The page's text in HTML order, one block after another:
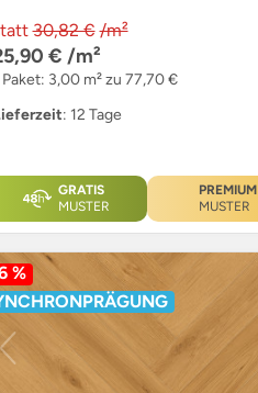
30,82 € /m²
€ /m²
Paket: 3,00 m² zu 77,70 €
: 12 Tage
GRATIS
MUSTER
PREMIUM
MUSTER
%